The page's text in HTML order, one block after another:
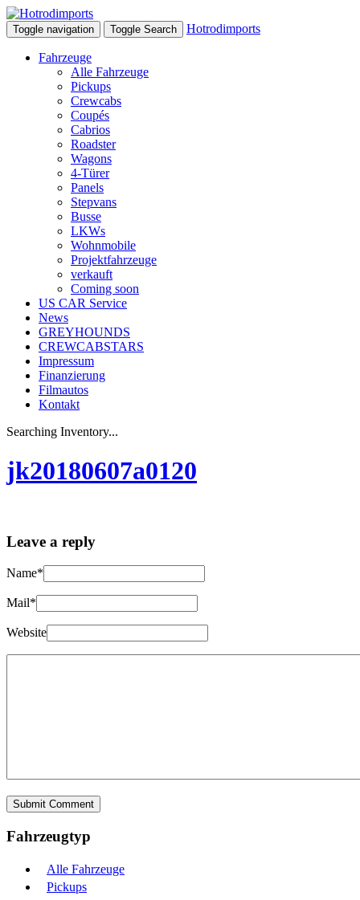
Toggle navigation Toggle Search Hotrodimports
Fahrzeuge
Alle Fahrzeuge
Pickups
Crewcabs
Coupés
Cabrios
Roadster
Wagons
4-Türer
Panels
Stepvans
Busse
LKWs
Wohnmobile
Projektfahrzeuge
verkauft
Coming soon
US CAR Service
News
GREYHOUNDS
CREWCABSTARS
Impressum
Finanzierung
Filmautos
Kontakt
Searching Inventory...
jk20180607a0120
Leave a reply
Name*
Mail*
Website
Fahrzeugtyp
Alle Fahrzeuge
Pickups